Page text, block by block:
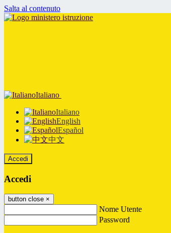
Salta al contenuto
Italiano
Italiano
English
Español
中文
Accedi
Accedi
button close ×
Nome Utente
Password